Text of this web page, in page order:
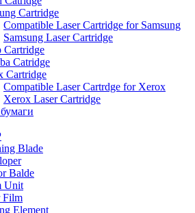
Cartridge
Compatible Laser Cartridge for Samsung
Samsung Laser Cartridge
Cartridge
Catridge
Cartridge
Compatible Laser Cartrdge for Xerox
Xerox Laser Cartridge
Blade
Balde
Unit
Film
Element